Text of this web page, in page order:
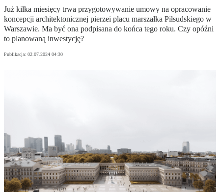
Już kilka miesięcy trwa przygotowywanie umowy na opracowanie
koncepcji architektonicznej pierzei placu marszałka Piłsudskiego w
Warszawie. Ma być ona podpisana do końca tego roku. Czy opóźni
to planowaną inwestycję?
Publikacja: 02.07.2024 04:30